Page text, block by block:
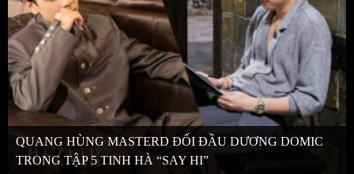
QUANG HÙNG MASTERD ĐỐI ĐẦU DƯƠNG DOMIC
TRONG TẬP 5 TINH HÀ “SAY HI”